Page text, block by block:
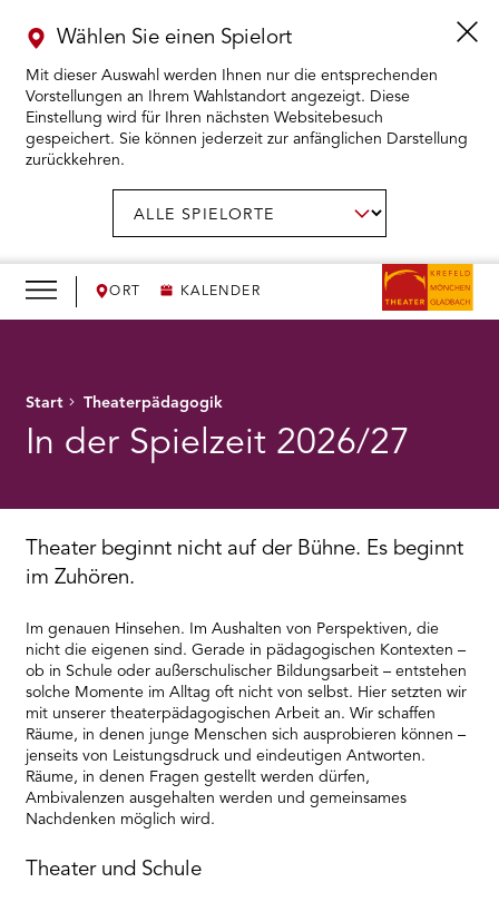
ORT KALENDER
Wählen Sie einen Spielort
Mit dieser Auswahl werden Ihnen nur die entsprechenden
Vorstellungen an Ihrem Wahlstandort angezeigt. Diese
Einstellung wird für Ihren nächsten Websitebesuch
gespeichert. Sie können jederzeit zur anfänglichen Darstellung
zurückkehren.
KARTENKAUF ÖFFNEN
WIR ÖFFNEN
DAS THEATER ÖFFNEN
THEATERPÄDAGOGIK ÖFFNEN
Start Theaterpädagogik
In der Spielzeit 2026/27
Theater beginnt nicht auf der Bühne. Es beginnt
im Zuhören.
Im genauen Hinsehen. Im Aushalten von Perspektiven, die
nicht die eigenen sind. Gerade in pädagogischen Kontexten –
ob in Schule oder außerschulischer Bildungsarbeit – entstehen
solche Momente im Alltag oft nicht von selbst. Hier setzten wir
mit unserer theaterpädagogischen Arbeit an. Wir schaffen
Räume, in denen junge Menschen sich ausprobieren können –
jenseits von Leistungsdruck und eindeutigen Antworten.
Räume, in denen Fragen gestellt werden dürfen,
Ambivalenzen ausgehalten werden und gemeinsames
Nachdenken möglich wird.
Theater und Schule